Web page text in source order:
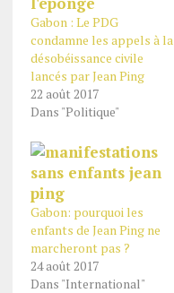
Gabon : Le PDG
condamne les appels à la
désobéissance civile
lancés par Jean Ping
22 août 2017
Dans "Politique"
Gabon: pourquoi les
enfants de Jean Ping ne
marcheront pas ?
24 août 2017
Dans "International"